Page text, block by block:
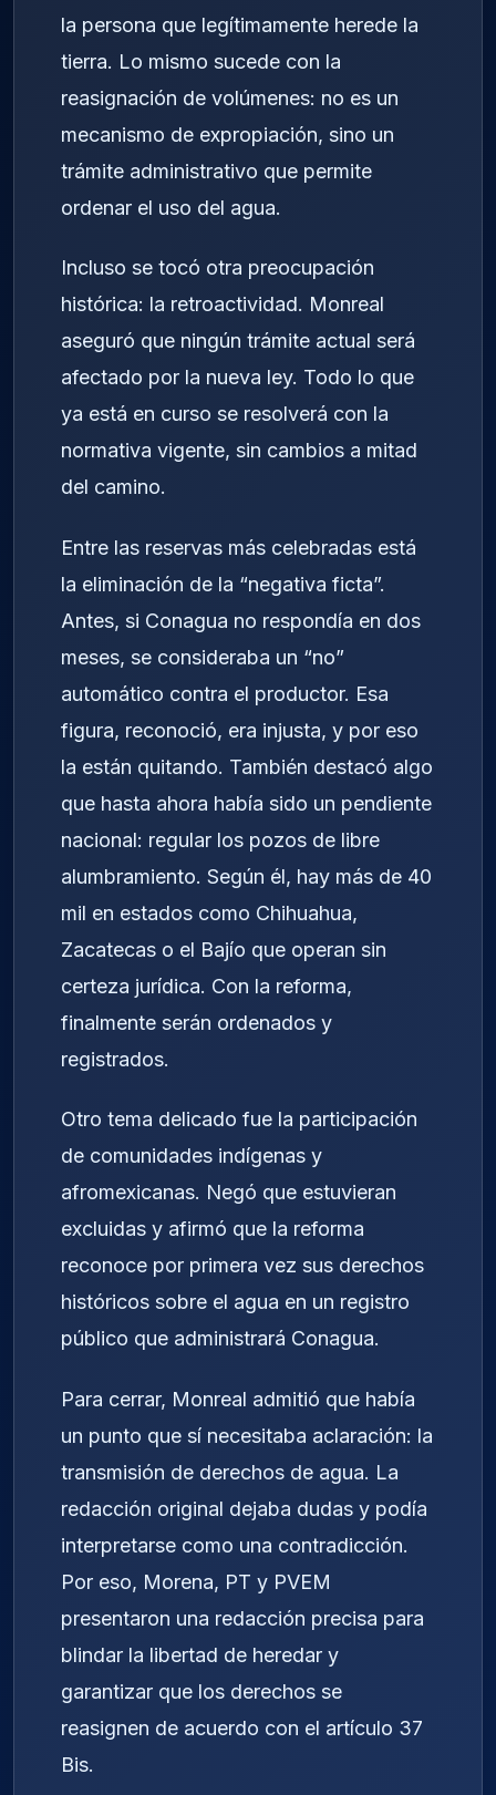
la persona que legítimamente herede la
tierra. Lo mismo sucede con la
reasignación de volúmenes: no es un
mecanismo de expropiación, sino un
trámite administrativo que permite
ordenar el uso del agua.
Incluso se tocó otra preocupación
histórica: la retroactividad. Monreal
aseguró que ningún trámite actual será
afectado por la nueva ley. Todo lo que
ya está en curso se resolverá con la
normativa vigente, sin cambios a mitad
del camino.
Entre las reservas más celebradas está
la eliminación de la “negativa ficta”.
Antes, si Conagua no respondía en dos
meses, se consideraba un “no”
automático contra el productor. Esa
figura, reconoció, era injusta, y por eso
la están quitando. También destacó algo
que hasta ahora había sido un pendiente
nacional: regular los pozos de libre
alumbramiento. Según él, hay más de 40
mil en estados como Chihuahua,
Zacatecas o el Bajío que operan sin
certeza jurídica. Con la reforma,
finalmente serán ordenados y
registrados.
Otro tema delicado fue la participación
de comunidades indígenas y
afromexicanas. Negó que estuvieran
excluidas y afirmó que la reforma
reconoce por primera vez sus derechos
históricos sobre el agua en un registro
público que administrará Conagua.
Para cerrar, Monreal admitió que había
un punto que sí necesitaba aclaración: la
transmisión de derechos de agua. La
redacción original dejaba dudas y podía
interpretarse como una contradicción.
Por eso, Morena, PT y PVEM
presentaron una redacción precisa para
blindar la libertad de heredar y
garantizar que los derechos se
reasignen de acuerdo con el artículo 37
Bis.